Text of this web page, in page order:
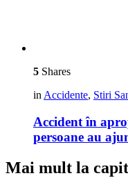
5 Shares
inAccidente, Stiri
Accident în
persoane au
Mai mult la